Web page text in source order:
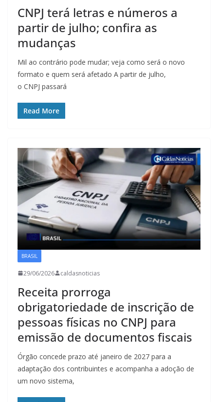
CNPJ terá letras e números a
partir de julho; confira as
mudanças
Mil ao contrário pode mudar; veja como será o novo
formato e quem será afetado A partir de julho,
o CNPJ passará
Read More
BRASIL
29/06/2026 caldasnoticias
Receita prorroga
obrigatoriedade de inscrição de
pessoas físicas no CNPJ para
emissão de documentos fiscais
Órgão concede prazo até janeiro de 2027 para a
adaptação dos contribuintes e acompanha a adoção de
um novo sistema,